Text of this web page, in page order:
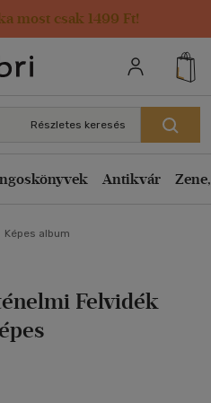
most csak 1499 Ft!
adatai
Részletes keresés
Antikvár
Képes album
Felvidék